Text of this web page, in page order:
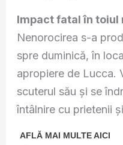
Impact fatal în toiul
Nenorocirea s-a
spre duminică, în
apropiere de Lucca.
scuterul său și se
întâlnire cu prietenii